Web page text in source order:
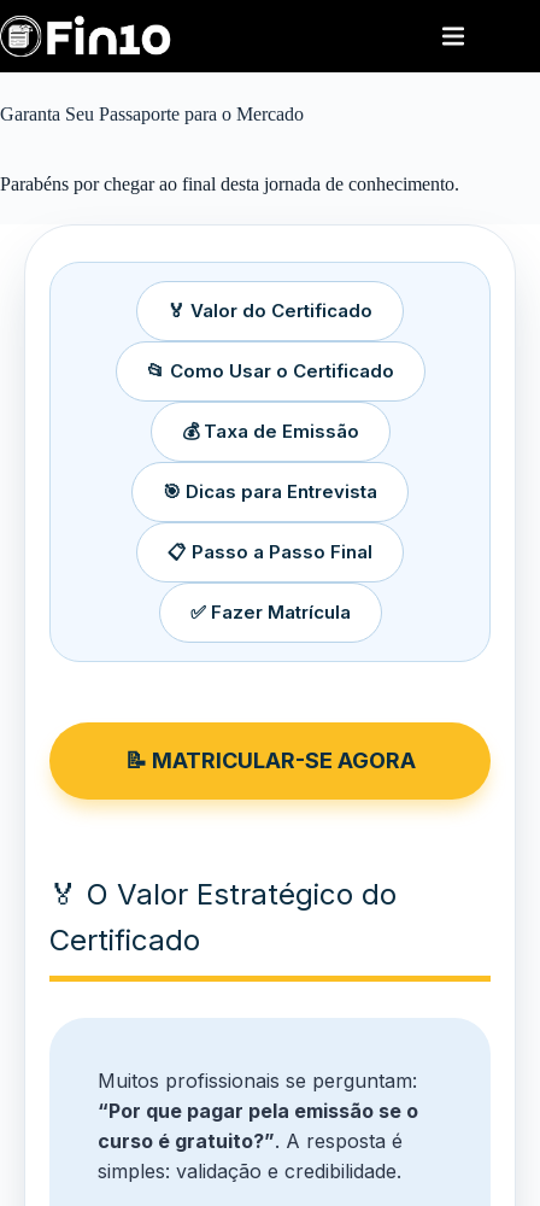
para
o
conteúdo
Garanta Seu Passaporte para o Mercado
Parabéns por chegar ao final desta jornada de conhecimento.
🏅 Valor do Certificado
📂 Como Usar o Certificado
💰 Taxa de Emissão
🎯 Dicas para Entrevista
📋 Passo a Passo Final
✅ Fazer Matrícula
📝 MATRICULAR-SE AGORA
🏅 O Valor Estratégico do
Certificado
Muitos profissionais se perguntam:
“Por que pagar pela emissão se o
curso é gratuito?”. A resposta é
simples: validação e credibilidade.